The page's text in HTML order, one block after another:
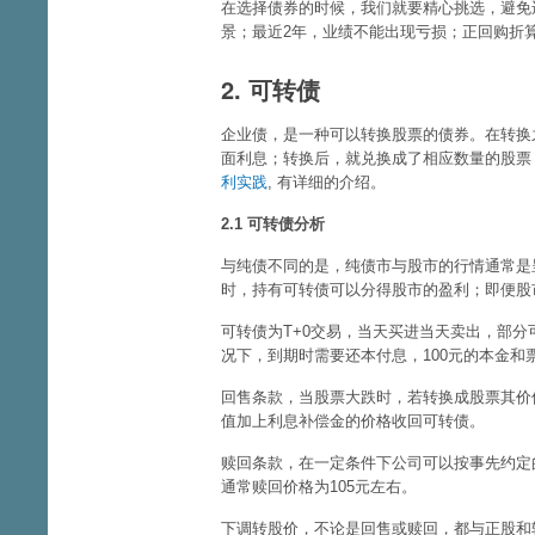
在选择债券的时候，我们就要精心挑选，避
景；最近2年，业绩不能出现亏损；正回购折
2. 可转债
企业债，是一种可以转换股票的债券。在转
面利息；转换后，就兑换成了相应数量的股
利实践, 有详细的介绍。
2.1 可转债分析
与纯债不同的是，纯债市与股市的行情通常
时，持有可转债可以分得股市的盈利；即便
可转债为T+0交易，当天买进当天卖出，部
况下，到期时需要还本付息，100元的本金和
回售条款，当股票大跌时，若转换成股票其
值加上利息补偿金的价格收回可转债。
赎回条款，在一定条件下公司可以按事先约
通常赎回价格为105元左右。
下调转股价，不论是回售或赎回，都与正股